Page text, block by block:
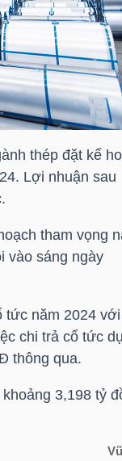
thép đặt kế
Lợi nhuận sau
tham vọng
vào sáng ngày
tức năm 2024
chi trả cổ tức
thông qua.
3,198 tỷ